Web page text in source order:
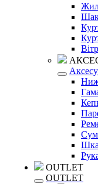
OUTLET
OUTLET